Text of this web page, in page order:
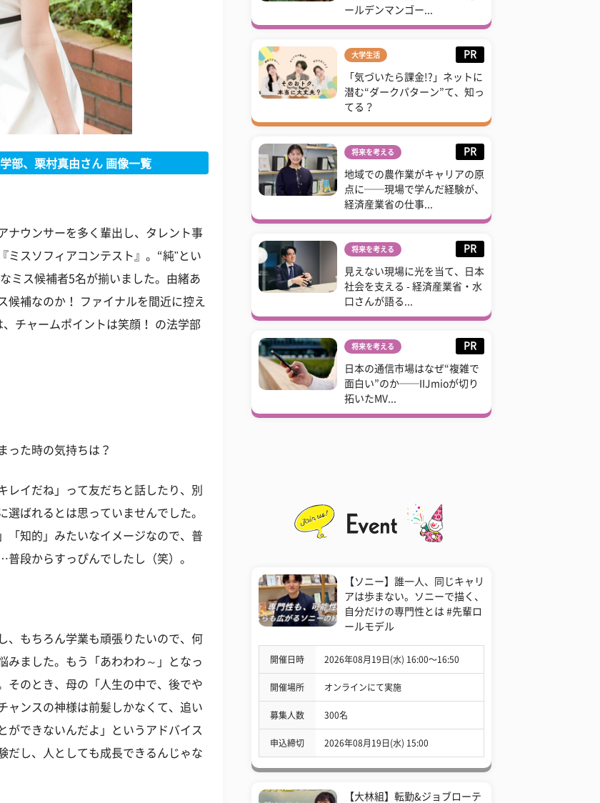
部、栗村真由さん 画像一覧
ナウンサーを多く輩出し、タレント事
ミスソフィアコンテスト』。“純"とい
ミス候補者5名が揃いました。由緒あ
候補なのか！ ファイナルを間近に控え
チャームポイントは笑顔！ の法学部
た時の気持ちは？
レイだね」って友だちと話したり、別
ばれるとは思っていませんでした。
「知的」みたいなイメージなので、普
段からすっぴんでしたし（笑）。
、もちろん学業も頑張りたいので、何
ました。もう「あわわわ～」となっ
そのとき、母の「人生の中で、後でや
ャンスの神様は前髪しかなくて、追い
ができないんだよ」というアドバイス
だし、人としても成長できるんじゃな
ールデンマンゴー...
大学生活 PR
「気づいたら課金!?」ネットに
潜む“ダークパターン”て、知っ
てる？
将来を考える PR
地域での農作業がキャリアの原
点に──現場で学んだ経験が、
経済産業省の仕事...
将来を考える PR
見えない現場に光を当て、日本
社会を支える - 経済産業省・水
口さんが語る...
将来を考える PR
日本の通信市場はなぜ“複雑で
面白い”のか──IIJmioが切り
拓いたMV...
【ソニー】誰一人、同じキャリ
アは歩まない。ソニーで描く、
自分だけの専門性とは #先輩ロ
ールモデル
開催日時 2026年08月19日(水) 16:00〜16:50
開催場所 オンラインにて実施
募集人数 300名
申込締切 2026年08月19日(水) 15:00
【大林組】転勤&ジョブローテ